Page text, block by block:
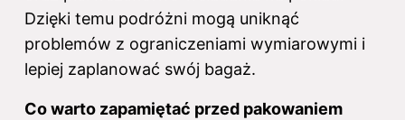
Dzięki temu podróżni mogą uniknąć
problemów z ograniczeniami wymiarowymi i
lepiej zaplanować swój bagaż.
Co warto zapamiętać przed pakowaniem